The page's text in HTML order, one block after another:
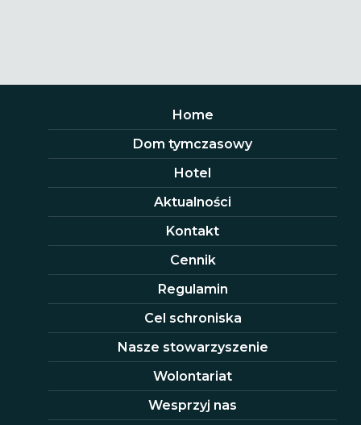
Home
Dom tymczasowy
Hotel
Aktualności
Kontakt
Cennik
Regulamin
Cel schroniska
Nasze stowarzyszenie
Wolontariat
Wesprzyj nas